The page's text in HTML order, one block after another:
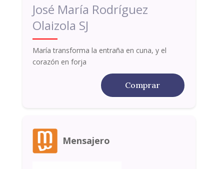
José María Rodríguez
Olaizola SJ
María transforma la entraña en cuna, y el
corazón en forja
Comprar
Mensajero